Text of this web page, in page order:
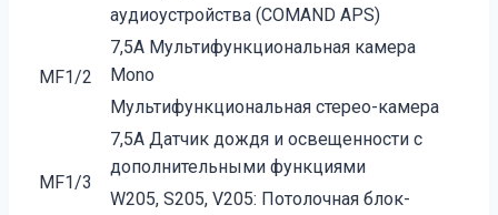
аудиоустройства (COMAND APS)
MF1/2
7,5A Мультифункциональная камера
Mono
Мультифункциональная стерео-камера
MF1/3
7,5A Датчик дождя и освещенности с
дополнительными функциями
W205, S205, V205: Потолочная блок-